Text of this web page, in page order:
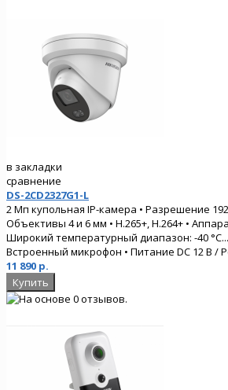
в закладки
сравнение
DS-2CD2327G1-L
2 Мп купольная IP-камера • Разрешение
Объективы 4 и 6 мм • H.265+, H.264+ •
Широкий температурный диапазон: -40
Встроенный микрофон • Питание DC 12 В /
11 890 р.